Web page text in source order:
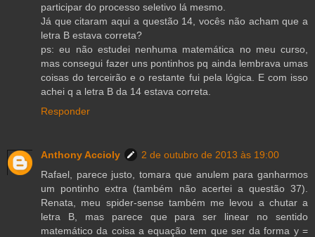
participar do processo seletivo lá mesmo.
Já que citaram aqui a questão 14, vocês não acham que a
letra B estava correta?
ps: eu não estudei nenhuma matemática no meu curso,
mas consegui fazer uns pontinhos pq ainda lembrava umas
coisas do terceirão e o restante fui pela lógica. E com isso
achei q a letra B da 14 estava correta.
Responder
Anthony Accioly
2 de outubro de 2013 às 19:00
Rafael, parece justo, tomara que anulem para ganharmos
um pontinho extra (também não acertei a questão 37).
Renata, meu spider-sense também me levou a chutar a
letra B, mas parece que para ser linear no sentido
matemático da coisa a equação tem que ser da forma y =